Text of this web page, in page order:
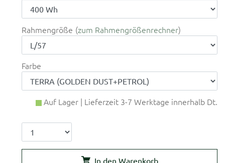
Rahmengröße zum Rahmengrößenrechner
Farbe
Auf Lager | Lieferzeit 3-7 Werktage innerhalb Dt.
In den Warenkorb